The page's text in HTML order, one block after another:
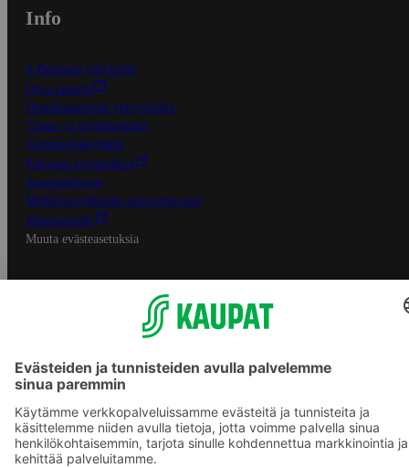
Info
S-Business yrityksille
Oiva-raportit
Osuuskauppojen yhteystiedot
Tilaus- ja toimitusehdot
Tietosuojakäytäntö
Palvelun käyttöehdot
Saavutettavuus
Mobiilisovelluksen saavutettavuus
Mainostajalle
Muuta evästeasetuksia
S-ryhmän palvelut
S-ryhmä
Asiakasomistajuus
S-ostoslista -sovellus
Prisma.fi
Sokos.fi